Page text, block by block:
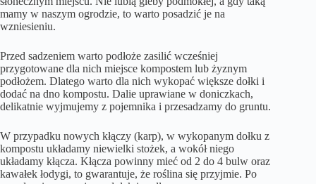
mamy w naszym ogrodzie, to warto posadzić je na
wzniesieniu.
Przed sadzeniem warto podłoże zasilić wcześniej
przygotowane dla nich miejsce kompostem lub żyznym
podłożem. Dlatego warto dla nich wykopać większe dołki i
dodać na dno kompostu. Dalie uprawiane w doniczkach,
delikatnie wyjmujemy z pojemnika i przesadzamy do gruntu.
W przypadku nowych kłączy (karp), w wykopanym dołku z
kompostu układamy niewielki stożek, a wokół niego
układamy kłącza. Kłącza powinny mieć od 2 do 4 bulw oraz
kawałek łodygi, to gwarantuje, że roślina się przyjmie. Po